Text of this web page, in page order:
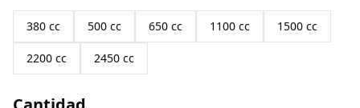
380 cc 500 cc 650 cc 1100 cc 1500 cc
2200 cc 2450 cc